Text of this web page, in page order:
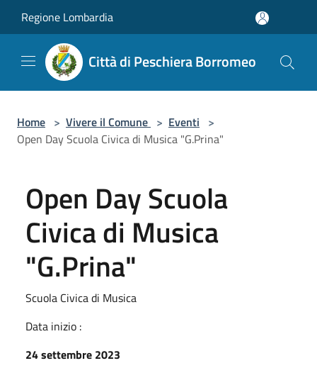
Regione Lombardia
Città di Peschiera Borromeo
Home > Vivere il Comune > Eventi >
Open Day Scuola Civica di Musica "G.Prina"
Open Day Scuola
Civica di Musica
"G.Prina"
Scuola Civica di Musica
Data inizio :
24 settembre 2023